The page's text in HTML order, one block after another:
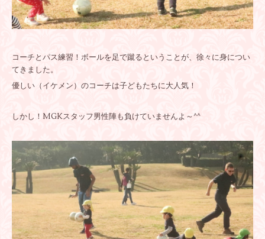
コーチとパス練習！ボールを足で蹴るということが、徐々に身につい
てきました。
優しい（イケメン）のコーチは子どもたちに大人気！
しかし！MGKスタッフ男性陣も負けていませんよ～^^